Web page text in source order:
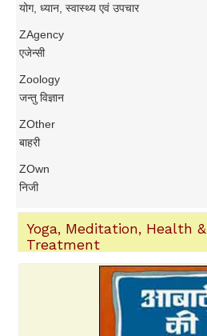
योग, ध्यान, स्वास्थ्य एवं उपचार
ZAgency
एजेन्सी
Zoology
जन्तु विज्ञान
ZOther
बाहरी
ZOwn
निजी
Yoga, Meditation, Health &
Treatment